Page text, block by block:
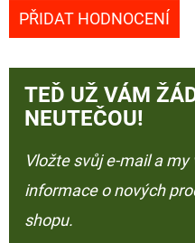
PŘIDAT HODNOCENÍ
TEĎ UŽ VÁM
NEUTEČOU!
Vložte svůj e-mail a
informace o nových
shopu.